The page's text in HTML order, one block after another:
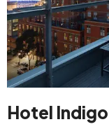
Hotel